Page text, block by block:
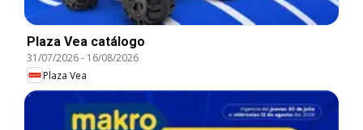
Plaza Vea catálogo
31/07/2026- 16/08/2026
Plaza Vea